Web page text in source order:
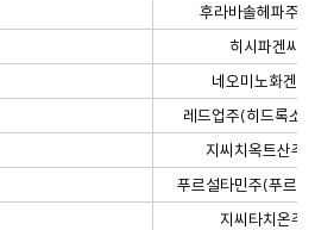
후라바솔헤파주
히시파겐씨
네오미노화겐
레드업주(히드록소
지씨치옥트산주
푸르설타민주(푸르
지씨타치온